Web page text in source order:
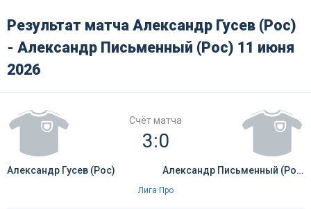
Результат матча Александр Гусев (Рос)
- Александр Письменный (Рос) 11 июня
2026
Счёт матча
3:0
Александр Гусев (Рос) Александр Письменный (Рос)
Лига Про